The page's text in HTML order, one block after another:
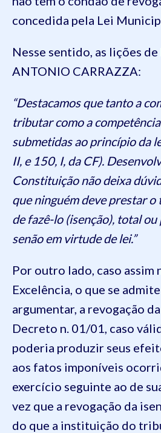
concedida pela Lei
Nesse sentido, as lições de
ANTONIO CARRAZZA:
“Destacamos que tanto a
tributar como a
submetidas ao princípio da
II, e 150, I, da CF).
Constituição não deixa
que ninguém deve prestar
de fazê-lo (isenção), total
senão em virtude de lei.”
Por outro lado, caso assim
Excelência, o que se
argumentar, a revogação
Decreto n. 01/01, caso
poderia produzir seus
aos fatos imponíveis
exercício seguinte ao de
vez que a revogação da
do que a instituição do